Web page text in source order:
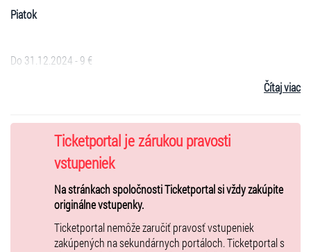
Piatok
Do 31.12.2024 - 9 €
Po ukončení predaja na ticketportal.sk sa budu vstupenky dať
zakúpiť na mieste konania-Na mieste 13 €
Zľavy: Deti do1,99 roka - zdarma
ZTP – piatok 10 €
Čítaj viac
Ticketportal je zárukou pravosti
vstupeniek
Na stránkach spoločnosti Ticketportal si vždy zakúpite
originálne vstupenky.
Ticketportal nemôže zaručiť pravosť vstupeniek
zakúpených na sekundárnych portáloch. Ticketportal s